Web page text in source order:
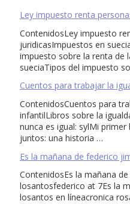
Ley impuesto renta
ContenidosLey impuesto
juridicasImpuestos en
impuesto sobre la renta de
sueciaTipos del impuesto
Cuentos para trabajar la
ContenidosCuentos para
infantilLibros sobre la
nunca es igual: sylMi
juntos: una historia …
Es la mañana de federico
ContenidosEs la mañana
losantosfederico at 7Es la
losantos en líneacronica